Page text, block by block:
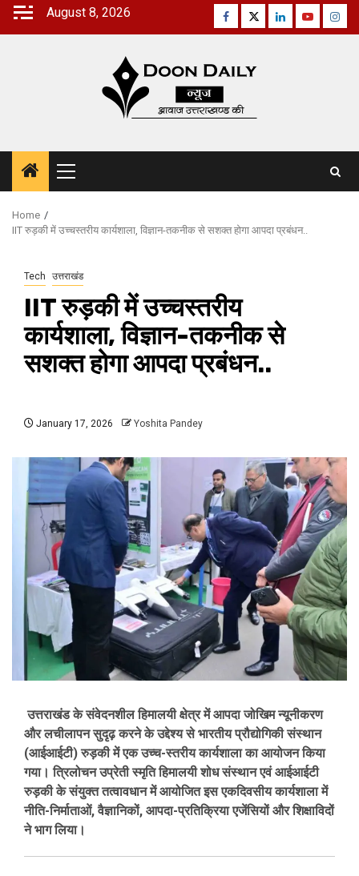
Skip
August 8, 2026 Facebook
TwitterLinkedinYoutube
Primary
Menu
Home
IIT रुड़की में उच्चस्तरीय कार्यशाला, विज्ञान-तकनीक से सशक्त होगा आपदा प्रबंधन..
Tech उत्तराखंड
IIT रुड़की में उच्चस्तरीय
कार्यशाला, विज्ञान-तकनीक से
सशक्त होगा आपदा प्रबंधन..
January 17, 2026 Yoshita Pandey
उत्तराखंड के संवेदनशील हिमालयी क्षेत्र में आपदा जोखिम न्यूनीकरण
और लचीलापन सुदृढ़ करने के उद्देश्य से भारतीय प्रौद्योगिकी संस्थान
(आईआईटी) रुड़की में एक उच्च-स्तरीय कार्यशाला का आयोजन किया
गया। त्रिलोचन उप्रेती स्मृति हिमालयी शोध संस्थान एवं आईआईटी
रुड़की के संयुक्त तत्वावधान में आयोजित इस एकदिवसीय कार्यशाला में
नीति-निर्माताओं, वैज्ञानिकों, आपदा-प्रतिक्रिया एजेंसियों और शिक्षाविदों
ने भाग लिया।